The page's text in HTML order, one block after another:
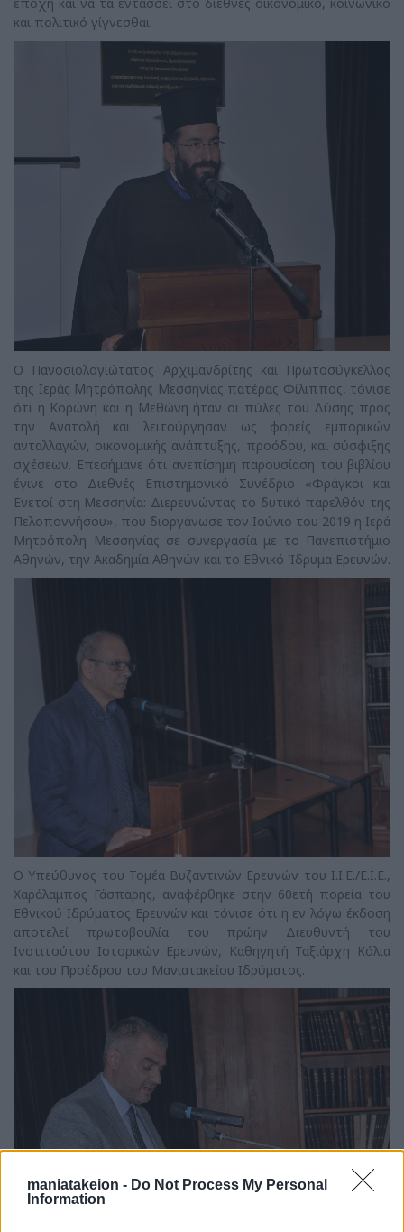
maniatakeion - Do Not Process My Personal
Information
και πολιτικό γίγνεσθαι.
Ο Πανοσιολογιώτατος Αρχιμανδρίτης και Πρωτοσύγκελλος
της Ιεράς Μητρόπολης Μεσσηνίας πατέρας Φίλιππος, τόνισε
ότι η Κορώνη και η Μεθώνη ήταν οι πύλες του Δύσης προς
την Ανατολή και λειτούργησαν ως φορείς εμπορικών
ανταλλαγών, οικονομικής ανάπτυξης, προόδου, και σύσφιξης
σχέσεων. Επεσήμανε ότι ανεπίσημη παρουσίαση του βιβλίου
έγινε στο Διεθνές Επιστημονικό Συνέδριο «Φράγκοι και
Ενετοί στη Μεσσηνία: Διερευνώντας το δυτικό παρελθόν της
Πελοποννήσου», που διοργάνωσε τον Ιούνιο του 2019 η Ιερά
Μητρόπολη Μεσσηνίας σε συνεργασία με το Πανεπιστήμιο
Αθηνών, την Ακαδημία Αθηνών και το Εθνικό Ίδρυμα Ερευνών.
Ο Υπεύθυνος του Τομέα Βυζαντινών Ερευνών του Ι.Ι.Ε./Ε.Ι.Ε.,
Χαράλαμπος Γάσπαρης, αναφέρθηκε στην 60ετή πορεία του
Εθνικού Ιδρύματος Ερευνών και τόνισε ότι η εν λόγω έκδοση
αποτελεί πρωτοβουλία του πρώην Διευθυντή του
Ινστιτούτου Ιστορικών Ερευνών, Καθηγητή Ταξιάρχη Κόλια
και του Προέδρου του Μανιατακείου Ιδρύματος.